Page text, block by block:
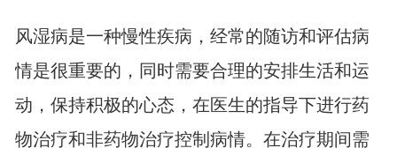
风湿病是一种慢性疾病，经常的随访和评估病
情是很重要的，同时需要合理的安排生活和运
动，保持积极的心态，在医生的指导下进行药
物治疗和非药物治疗控制病情。在治疗期间需